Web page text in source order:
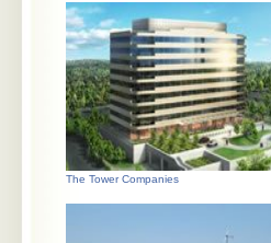
The Tower Companies